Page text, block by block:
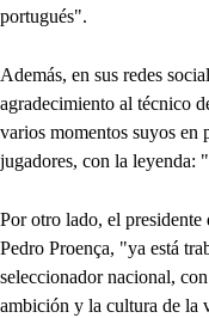
portugués".
Además, en sus redes
agradecimiento al técnico
varios momentos suyos en
jugadores, con la leyenda:
Por otro lado, el
Pedro Proença, "ya está
seleccionador nacional,
ambición y la cultura de la